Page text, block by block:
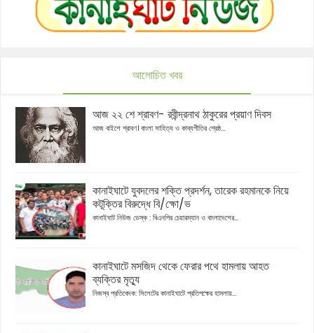
আলোচিত খবর
আজ ২২ শে শ্রাবণ- রবীন্দ্রনাথ ঠাকুরের প্রয়াণ দিবস
আজ বাইশে শ্রাবণ। বাংলা সাহিত্য ও কাব্যগীতির শ্রেষ্ঠ...
কানাইঘাটে যুবদলের শক্তি প্রদর্শন, তারেক রহমানকে নিয়ে
কটূক্তির বিরুদ্ধে বি/ক্ষো/ভ
কানাইঘাট নিউজ ডেস্ক : বিএনপির চেয়ারম্যান ও বাংলাদেশের...
কানাইঘাটে মসজিদ থেকে ফেরার পথে হামলায় আহত
ব্যক্তির মৃত্যু
নিজস্ব প্রতিবেদক: সিলেটের কানাইঘাটে প্রতিপক্ষের হামলায়...